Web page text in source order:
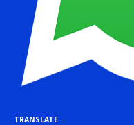
TRANSLATE